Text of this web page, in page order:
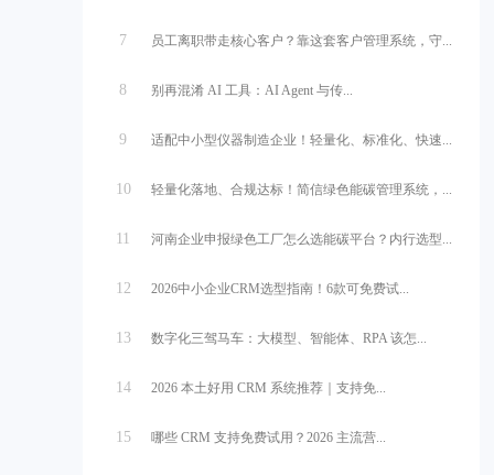
7 员工离职带走核心客户？靠这套客户管理系统，守...
8 别再混淆 AI 工具：AI Agent 与传...
9 适配中小型仪器制造企业！轻量化、标准化、快速...
10 轻量化落地、合规达标！简信绿色能碳管理系统，...
11 河南企业申报绿色工厂怎么选能碳平台？内行选型...
12 2026中小企业CRM选型指南！6款可免费试...
13 数字化三驾马车：大模型、智能体、RPA 该怎...
14 2026 本土好用 CRM 系统推荐｜支持免...
15 哪些 CRM 支持免费试用？2026 主流营...